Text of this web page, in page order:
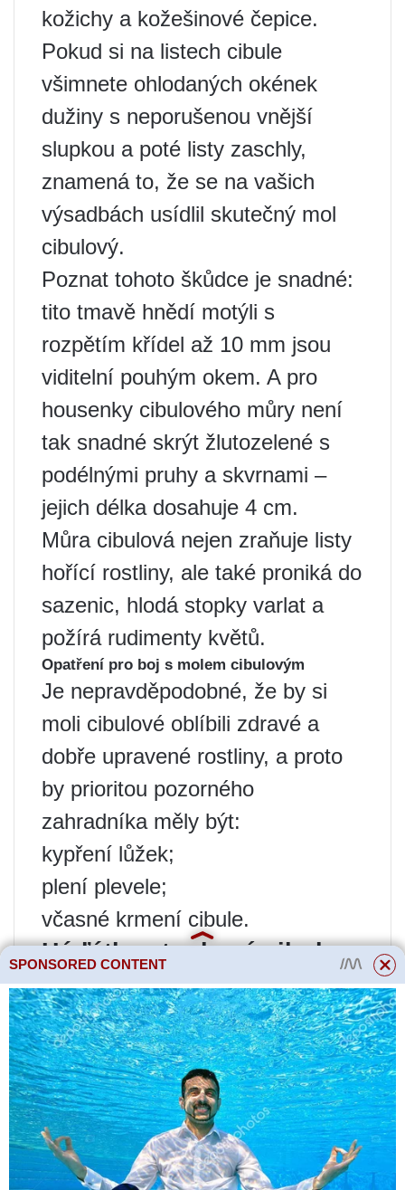
kožichy a kožešinové čepice.
Pokud si na listech cibule
všimnete ohlodaných okének
dužiny s neporušenou vnější
slupkou a poté listy zaschly,
znamená to, že se na vašich
výsadbách usídlil skutečný mol
cibulový.
Poznat tohoto škůdce je snadné:
tito tmavě hnědí motýli s
rozpětím křídel až 10 mm jsou
viditelní pouhým okem. A pro
housenky cibulového můry není
tak snadné skrýt žlutozelené s
podélnými pruhy a skvrnami –
jejich délka dosahuje 4 cm.
Můra cibulová nejen zraňuje listy
hořící rostliny, ale také proniká do
sazenic, hlodá stopky varlat a
požírá rudimenty květů.
Opatření pro boj s molem cibulovým
Je nepravděpodobné, že by si
moli cibulové oblíbili zdravé a
dobře upravené rostliny, a proto
by prioritou pozorného
zahradníka měly být:
kypření lůžek;
plení plevele;
včasné krmení cibule.
Háďátko stonkové cibule
SPONSORED CONTENT